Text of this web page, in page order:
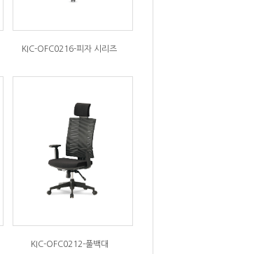
KIC-OFC0216-피자 시리즈
KIC-OFC0212-풀백대